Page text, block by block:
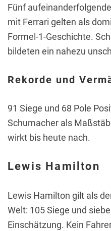
Fünf
mit Ferrari gelten als
Formel-1-Geschichte.
bildeten ein nahezu
Rekorde und
91 Siege und 68 Pole
Schumacher als
wirkt bis heute nach.
Lewis Hamilton
Lewis Hamilton gilt als
Welt: 105 Siege und
Einschätzung. Kein